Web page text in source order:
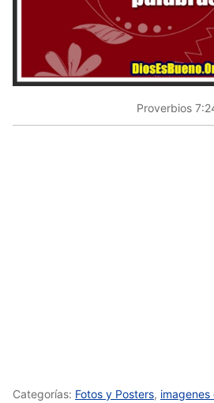
Proverbios
Categorías: Fotos y Posters,